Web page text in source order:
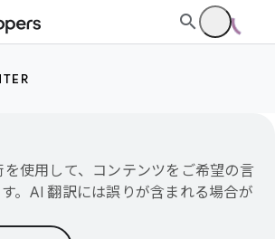
使用して、コンテンツをご希望の言
。AI 翻訳には誤りが含まれる場合が